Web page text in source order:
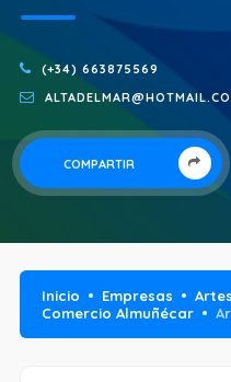
(+34) 663875569
COMPARTIR
Inicio Empresas
Comercio Almuñécar